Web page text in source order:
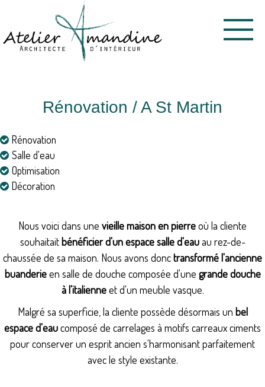
Menu
Rénovation / A St Martin
Rénovation
Salle d'eau
Optimisation
Décoration
Nous voici dans une vieille maison en pierreoù la cliente
souhaitaitbénéficier d'un espace salle d'eauau rez-de-
chaussée de sa maison. Nous avons donctransformé l'ancienne
buanderieen salle de douche composée d'une grande douche
à l'italienneet d'un meuble vasque.
Malgré sa superficie, la cliente possède désormais un bel
espace d'eaucomposé de carrelages à motifs carreaux ciments
pour conserver un esprit ancien s'harmonisant parfaitement
avec le style existante.